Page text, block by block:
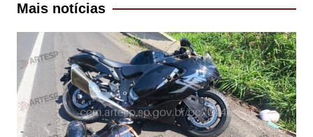
Mais notícias